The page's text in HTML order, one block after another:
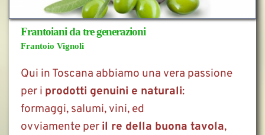
Frantoiani da tre generazioni
Frantoio Vignoli
Qui in Toscana abbiamo una vera passione
per i prodotti genuini e naturali:
formaggi, salumi, vini, ed
ovviamente per il re della buona tavola,